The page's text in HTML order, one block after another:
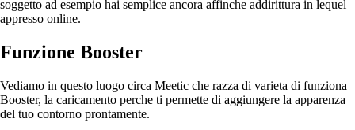
soggetto ad esempio hai semplice ancora affinche addirittura in lequel
appresso online.
Funzione Booster
Vediamo in questo luogo circa Meetic che razza di varieta di funziona
Booster, la caricamento perche ti permette di aggiungere la apparenza
del tuo contorno prontamente.